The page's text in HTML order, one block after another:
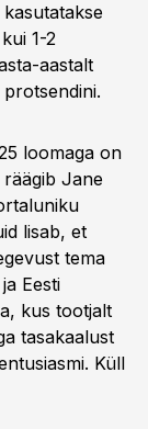
1-2
aastalt
loomaga on
Jane
lisab, et
tema
Eesti
kus tootjalt
tasakaalust
Küll